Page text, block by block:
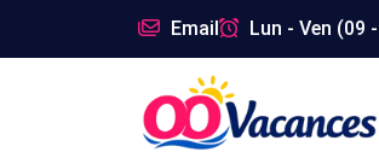
Email Lun - Ven (09